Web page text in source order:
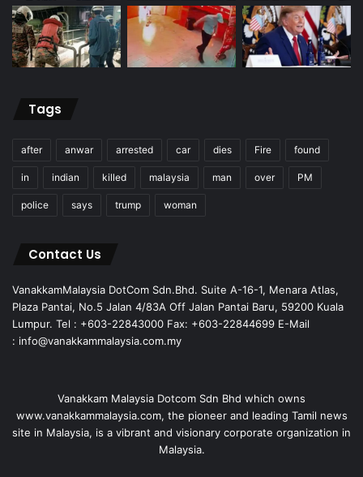
Tags
after anwar arrested car dies Fire found
in indian killed malaysia man over PM
police says trump woman
Contact Us
VanakkamMalaysia DotCom Sdn.Bhd. Suite A-16-1, Menara Atlas,
Plaza Pantai, No.5 Jalan 4/83A Off Jalan Pantai Baru, 59200 Kuala
Lumpur. Tel : +603-22843000 Fax: +603-22844699 E-Mail
: info@vanakkammalaysia.com.my
Vanakkam Malaysia Dotcom Sdn Bhd which owns
www.vanakkammalaysia.com, the pioneer and leading Tamil news
site in Malaysia, is a vibrant and visionary corporate organization in
Malaysia.